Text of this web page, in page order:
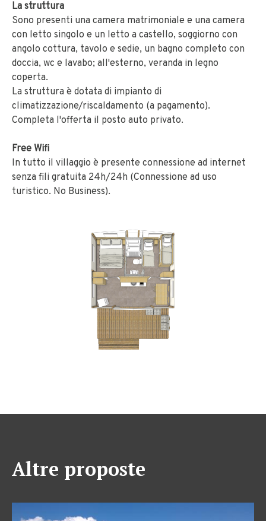
La struttura
Sono presenti una camera matrimoniale e una camera
con letto singolo e un letto a castello, soggiorno con
angolo cottura, tavolo e sedie, un bagno completo con
doccia, wc e lavabo; all'esterno, veranda in legno
coperta.
La struttura è dotata di impianto di
climatizzazione/riscaldamento (a pagamento).
Completa l'offerta il posto auto privato.
Free Wifi
In tutto il villaggio è presente connessione ad internet
senza fili gratuita 24h/24h (Connessione ad uso
turistico. No Business).
Altre proposte